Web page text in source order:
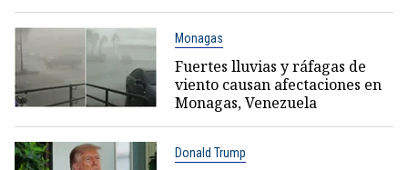
Monagas
Fuertes lluvias y ráfagas de
viento causan afectaciones en
Monagas, Venezuela
Donald Trump